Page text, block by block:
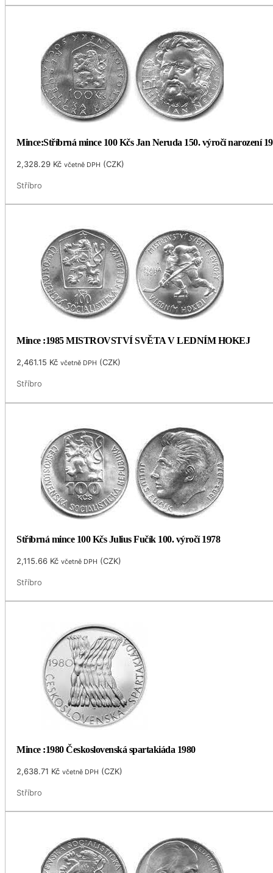
Mince:Stříbrná mince 100 Kčs Jan Neruda 150. výročí narození
2,328.29 Kč včetně DPH (CZK)
Stříbro
Mince :1985 MISTROVSTVÍ SVĚTA V LEDNÍM HOKEJ
2,461.15 Kč včetně DPH (CZK)
Stříbro
Stříbrná mince 100 Kčs Julius Fučík 100. výročí 1978
2,115.66 Kč včetně DPH (CZK)
Stříbro
Mince :1980 Československá spartakiáda 1980
2,638.71 Kč včetně DPH (CZK)
Stříbro